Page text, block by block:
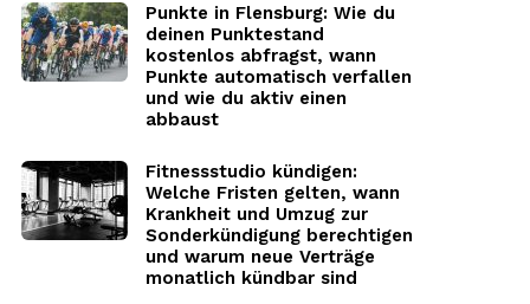
Punkte in Flensburg: Wie du
deinen Punktestand
kostenlos abfragst, wann
Punkte automatisch verfallen
und wie du aktiv einen
abbaust
Fitnessstudio kündigen:
Welche Fristen gelten, wann
Krankheit und Umzug zur
Sonderkündigung berechtigen
und warum neue Verträge
monatlich kündbar sind